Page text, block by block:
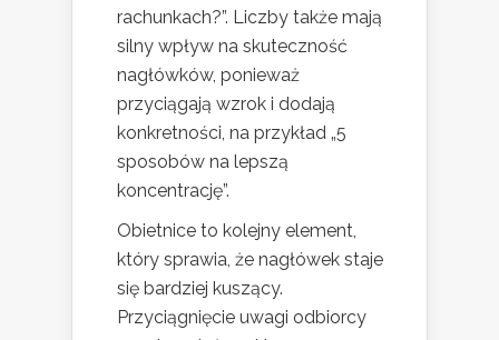
rachunkach?”. Liczby także mają
silny wpływ na skuteczność
nagłówków, ponieważ
przyciągają wzrok i dodają
konkretności, na przykład „5
sposobów na lepszą
koncentrację”.
Obietnice to kolejny element,
który sprawia, że nagłówek staje
się bardziej kuszący.
Przyciągnięcie uwagi odbiorcy